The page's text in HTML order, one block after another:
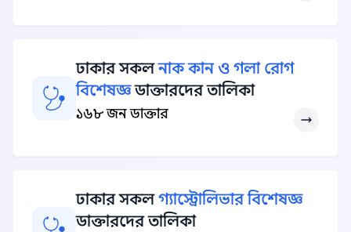
ঢাকার সকলনাক কান ও গলা রোগ
বিশেষজ্ঞডাক্তারদের তালিকা
১৬৮ জন ডাক্তার
ঢাকার সকলগ্যাস্ট্রোলিভার বিশেষজ্ঞ
ডাক্তারদের তালিকা